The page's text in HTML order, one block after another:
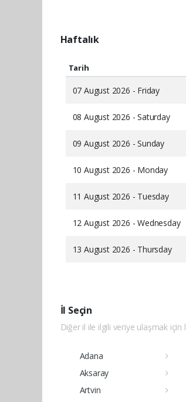
Haftalık
Tarih
07 August 2026 - Friday
08 August 2026 - Saturday
09 August 2026 - Sunday
10 August 2026 - Monday
11 August 2026 - Tuesday
12 August 2026 - Wednesday
13 August 2026 - Thursday
İl Seçin
Diğer il ile ilgili veriye ulaşmak için
Adana
Aksaray
Artvin